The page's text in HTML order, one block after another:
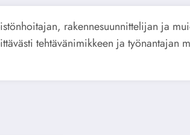
rakennesuunnittelijan ja
tehtävänimikkeen ja työnantajan